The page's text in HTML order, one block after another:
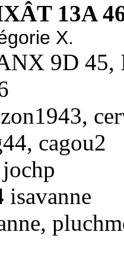
13A
X.
9D
zon1943,
cagou2
jochp
isavanne